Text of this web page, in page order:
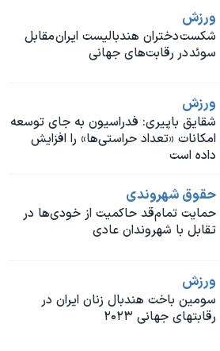
نوبل صلح
«سی‌پک»
چین
ورزش
شکست دختران هندبالیست ایران مقابل
سوئد در رقابت‌های جهانی
ورزش
شقایق باپیری: فدراسیون به جای توسعه
امکانات «تعداد حراستی‌ها» را افزایش
داده است
حقوق شهروندی
حمایت تمام‌قد حاکمیت از خودی‌ها در
تقابل با شهروندان عادی
ورزش
سومین باخت هندبال زنان ایران در
رقابتهای جهانی ۲۰۲۳